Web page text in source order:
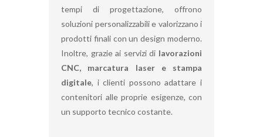
tempi di progettazione, offrono
soluzioni personalizzabili e valorizzano i
prodotti finali con un design moderno.
Inoltre, grazie ai servizi di lavorazioni
CNC, marcatura laser e stampa
digitale, i clienti possono adattare i
contenitori alle proprie esigenze, con
un supporto tecnico costante.